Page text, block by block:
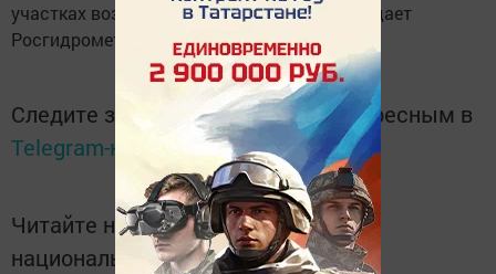
участках возможны снежные заносы, передает
Росгидромет.
Следите за самым важным и интересным в
Telegram-каналеТатмедиа
Читайте новости Татарстана в
национальном мессенджере MАХ: